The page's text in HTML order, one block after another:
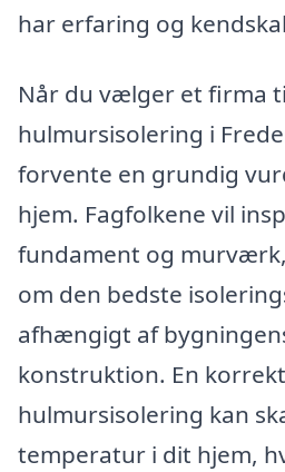
har erfaring og
Når du vælger et firma
hulmursisolering i
forvente en grundig
hjem. Fagfolkene vil
fundament og
om den bedste
afhængigt af
konstruktion. En
hulmursisolering kan
temperatur i dit hjem,